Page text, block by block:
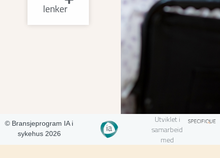
lenker
© Bransjeprogram IA i
sykehus 2026
Utviklet i
samarbeid
med